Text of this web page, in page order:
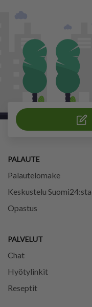
PALAUTE
Palautelomake
Keskustelu Suomi24:sta
Opastus
PALVELUT
Chat
Hyötylinkit
Reseptit